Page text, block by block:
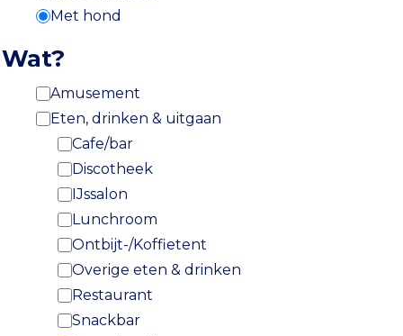
Met hond
Wat?
Amusement
Eten, drinken & uitgaan
Cafe/bar
Discotheek
IJssalon
Lunchroom
Ontbijt-/Koffietent
Overige eten & drinken
Restaurant
Snackbar